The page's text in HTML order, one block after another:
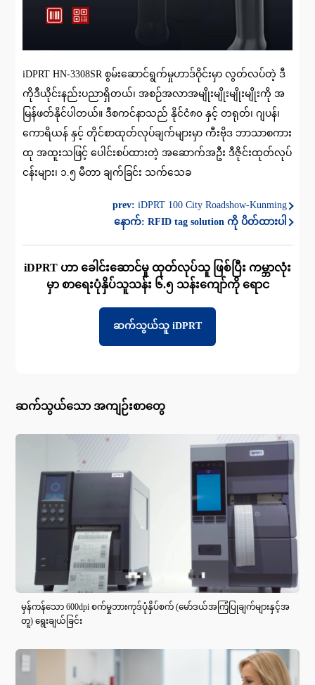
iDPRT HN-3308SR စွမ်းဆောင်ရွက်မှုဟာဒ်ဝိုင်းမှာ လွတ်လပ်တဲ့ ဒီ
ကိုဒီယိုင်းနည်းပညာရှိတယ်၊ အစဉ်အလာအမျိုးမျိုးမျိုးမျိုးကို အ
မြန်ဖတ်နိုင်ပါတယ်။ ဒီစကင်နာသည် နိုင်ငံ၈၀ နှင့် တရုတ်၊ ဂျပန်၊
ကောရိယန် နှင့် တိုင်စာထုတ်လုပ်ချက်များမှာ ကီးဗိုဒ ဘာသာစကား
ထု အထူးသဖြင့် ပေါင်းစပ်ထားတဲ့ အဆောက်အဦး ဒီဇိုင်းထုတ်လုပ်
ငန်းများ၊ ၁.၅ မီတာ ချက်ခြင်း သက်သေခ
prev: iDPRT 100 City Roadshow-Kunming
နောက်: RFID tag solution ကို ပိတ်ထားပါ
iDPRT ဟာ ခေါင်းဆောင်မှု ထုတ်လုပ်သူ ဖြစ်ပြီး ကမ္ဘာလုံး
မှာ စာရေးပုံနှိပ်သူသန်း ၆.၅ သန်းကျော်ကို ရောင
ဆက်သွယ်သူ iDPRT
ဆက်သွယ်သော အကျဉ်းစာတွေ
မှန်ကန်သော 600dpi စက်မှုဘားကုဒ်ပုံနှိပ်စက် (မော်ဒယ်အကြံပြုချက်များနှင့်အ
တူ) ရွေးချယ်ခြင်း